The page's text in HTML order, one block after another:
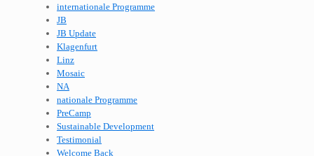
internationale Programme
JB
JB Update
Klagenfurt
Linz
Mosaic
NA
nationale Programme
PreCamp
Sustainable Development
Testimonial
Welcome Back